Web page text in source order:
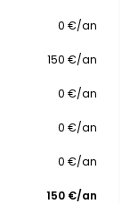
0 €/an
150 €/an
0 €/an
0 €/an
0 €/an
150 €/an